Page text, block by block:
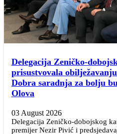
Delegacija Zeničko-
prisustvovala
Dobra saradnja za bolju
Olova
03 August 2026
Delegacija Zeničko-dobojskog
premijer Nezir Pivić i